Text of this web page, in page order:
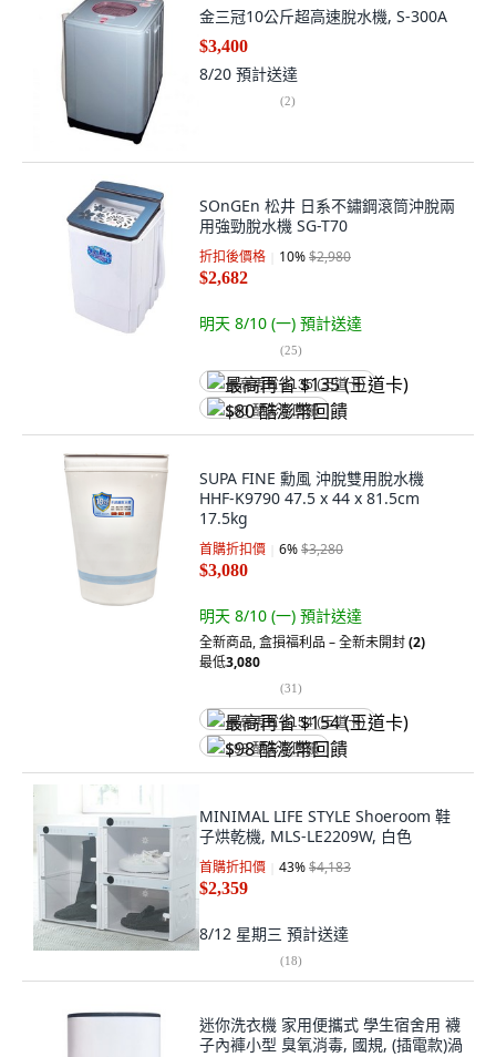
金三冠10公斤超高速脫水機, S-300A
$3,400
8/20 預計送達
(2)
SOnGEn 松井 日系不鏽鋼滾筒沖脫兩
用強勁脫水機 SG-T70
折扣後價格 10%$2,980
$2,682
明天 8/10 (一) 預計送達
(25)
最高再省 $135 (王道卡)
$80 酷澎幣回饋
SUPA FINE 勳風 沖脫雙用脫水機
HHF-K9790 47.5 x 44 x 81.5cm
17.5kg
首購折扣價 6%$3,280
$3,080
明天 8/10 (一) 預計送達
全新商品,盒損福利品 – 全新未開封(2)
最低3,080
(31)
最高再省 $154 (王道卡)
$98 酷澎幣回饋
MINIMAL LIFE STYLE Shoeroom 鞋
子烘乾機, MLS-LE2209W, 白色
首購折扣價 43%$4,183
$2,359
8/12 星期三 預計送達
(18)
迷你洗衣機 家用便攜式 學生宿舍用 襪
子內褲小型 臭氧消毒, 國規, (插電款)渦